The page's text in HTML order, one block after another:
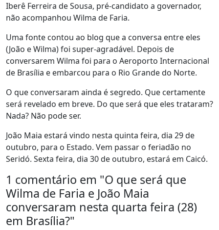
Iberê Ferreira de Sousa, pré-candidato a governador,
não acompanhou Wilma de Faria.
Uma fonte contou ao blog que a conversa entre eles
(João e Wilma) foi super-agradável. Depois de
conversarem Wilma foi para o Aeroporto Internacional
de Brasília e embarcou para o Rio Grande do Norte.
O que conversaram ainda é segredo. Que certamente
será revelado em breve. Do que será que eles trataram?
Nada? Não pode ser.
João Maia estará vindo nesta quinta feira, dia 29 de
outubro, para o Estado. Vem passar o feriadão no
Seridó. Sexta feira, dia 30 de outubro, estará em Caicó.
1 comentário em "O que será que
Wilma de Faria e João Maia
conversaram nesta quarta feira (28)
em Brasília?"